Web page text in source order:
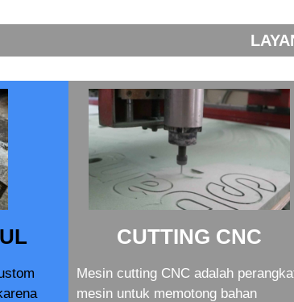
CUTTING CNC
Mesin cutting CNC adalah
mesin untuk memotong bahan